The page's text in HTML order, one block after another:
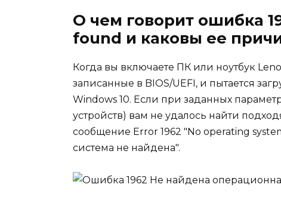
О чем говорит ошибка
found и каковы ее
Когда вы включаете ПК или ноутбук
записанные в BIOS/UEFI, и пытается
Windows 10. Если при заданных
устройств) вам не удалось найти
сообщение Error 1962 "No operating
система не найдена".